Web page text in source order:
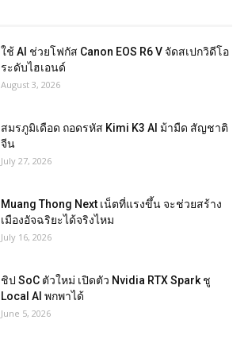
ใช้ AI ช่วยโฟกัส Canon EOS R6 V จัดสเปกวิดีโอ
ระดับไฮเอนด์
August 3, 2026
สมรภูมิเดือด ถอดรหัส Kimi K3 AI ม้ามืด สัญชาติ
จีน
July 27, 2026
Muang Thong Next เน็ตที่แรงขึ้น จะช่วยสร้าง
เมืองอัจฉริยะได้จริงไหม
July 16, 2026
ชิป SoC ตัวใหม่ เปิดตัว Nvidia RTX Spark ชู
Local AI พกพาได้
June 5, 2026